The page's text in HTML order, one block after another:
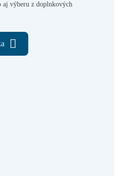
aj výberu z doplnkových